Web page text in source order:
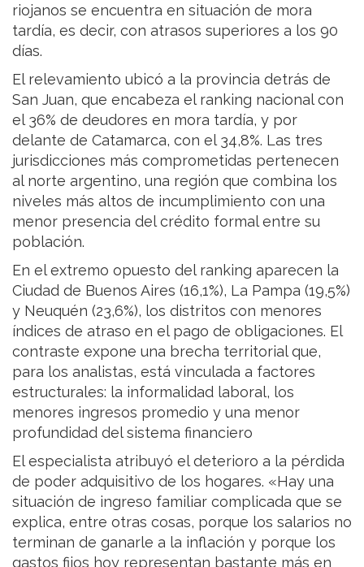
riojanos se encuentra en situación de mora
tardía, es decir, con atrasos superiores a los 90
días.
El relevamiento ubicó a la provincia detrás de
San Juan, que encabeza el ranking nacional con
el 36% de deudores en mora tardía, y por
delante de Catamarca, con el 34,8%. Las tres
jurisdicciones más comprometidas pertenecen
al norte argentino, una región que combina los
niveles más altos de incumplimiento con una
menor presencia del crédito formal entre su
población.
En el extremo opuesto del ranking aparecen la
Ciudad de Buenos Aires (16,1%), La Pampa (19,5%)
y Neuquén (23,6%), los distritos con menores
índices de atraso en el pago de obligaciones. El
contraste expone una brecha territorial que,
para los analistas, está vinculada a factores
estructurales: la informalidad laboral, los
menores ingresos promedio y una menor
profundidad del sistema financiero
El especialista atribuyó el deterioro a la pérdida
de poder adquisitivo de los hogares. «Hay una
situación de ingreso familiar complicada que se
explica, entre otras cosas, porque los salarios no
terminan de ganarle a la inflación y porque los
gastos fijos hoy representan bastante más en